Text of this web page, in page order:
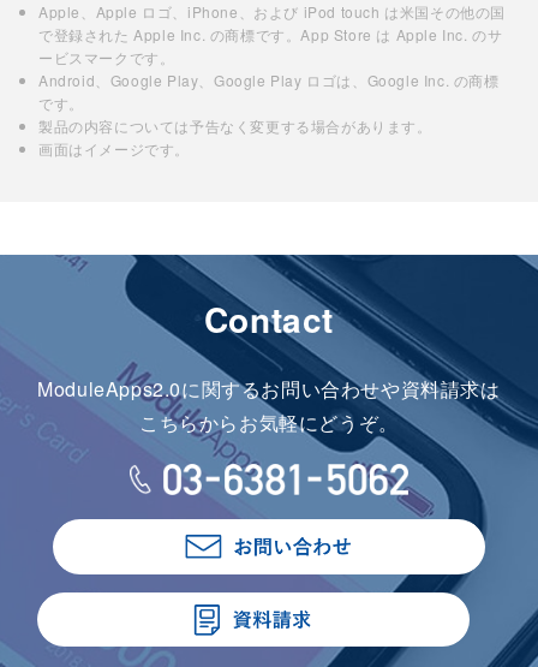
Apple、Apple ロゴ、iPhone、および iPod touch は米国その他の国
で登録された Apple Inc. の商標です。App Store は Apple Inc. のサ
ービスマークです。
Android、Google Play、Google Play ロゴは、Google Inc. の商標
です。
製品の内容については予告なく変更する場合があります。
画面はイメージです。
Contact
ModuleApps2.0に関するお問い合わせや資料請求は
こちらからお気軽にどうぞ。